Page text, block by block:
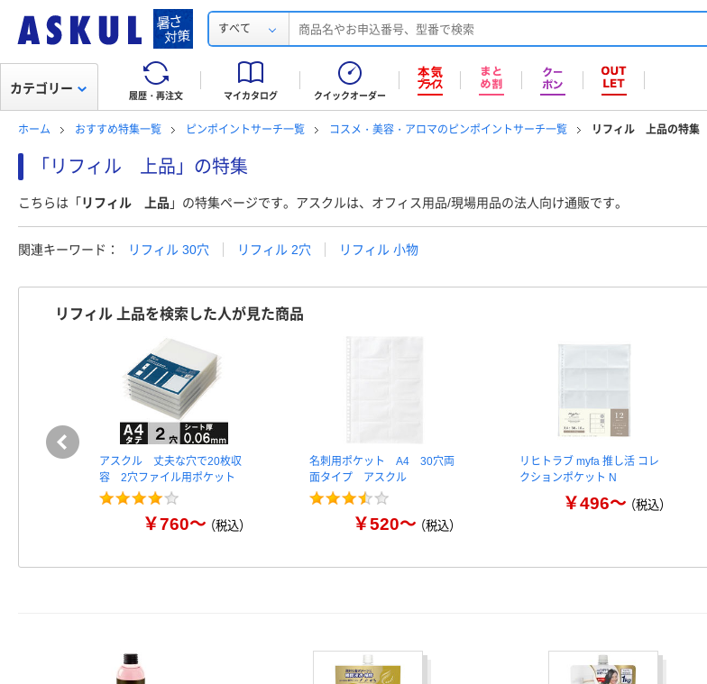
すべて
履歴・再注文 マイカタログ クイックオーダー
カテゴリー
ホーム おすすめ特集一覧 ピンポイントサーチ一覧 コスメ・美容・アロマのピンポイントサーチ一覧 リフィル 上品の特集
「リフィル 上品」の特集
こちらは「 リフィル 上品 」の特集ページです。アスクルは、オフィス用品/現場用品の法人向け通販です。
関連キーワード： リフィル 30穴 リフィル 2穴 リフィル 小物
リフィル 上品を検索した人が見た商品
アスクル 丈夫な穴で20枚収
容 2穴ファイル用ポケット
￥760～（税込）
名刺用ポケット A4 30穴両
面タイプ アスクル
￥520～（税込）
リヒトラブ myfa 推し活 コレ
クションポケット N
￥496～（税込）